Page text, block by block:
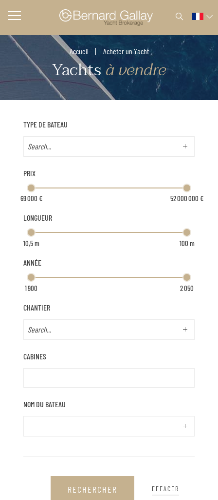
Accueil Acheter un Yacht
Yachtsà vendre
TYPE DE BATEAU
PRIX
LONGUEUR
ANNÉE
CHANTIER
CABINES
NOM DU BATEAU
RECHERCHER EFFACER